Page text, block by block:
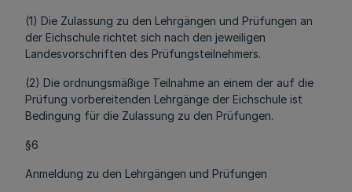
(1) Die Zulassung zu den Lehrgängen und Prüfungen an
der Eichschule richtet sich nach den jeweiligen
Landesvorschriften des Prüfungsteilnehmers.
(2) Die ordnungsmäßige Teilnahme an einem der auf die
Prüfung vorbereitenden Lehrgänge der Eichschule ist
Bedingung für die Zulassung zu den Prüfungen.
§6
Anmeldung zu den Lehrgängen und Prüfungen